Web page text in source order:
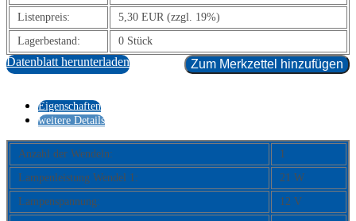
Listenpreis:
5,30 EUR (zzgl. 19%)
Lagerbestand:
0 Stück
Datenblatt herunterladen Zum Merkzettel hinzufügen
Eigenschaften
weitere Details
Anzahl der Wendeln:
1
Lampenleistung Wendel 1:
21 W
Lampenspannung:
12 V